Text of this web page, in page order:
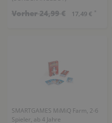
Vorher 24,99 € 17,49 € *
SMARTGAMES MiMiQ Farm, 2-6
Spieler, ab 4 Jahre